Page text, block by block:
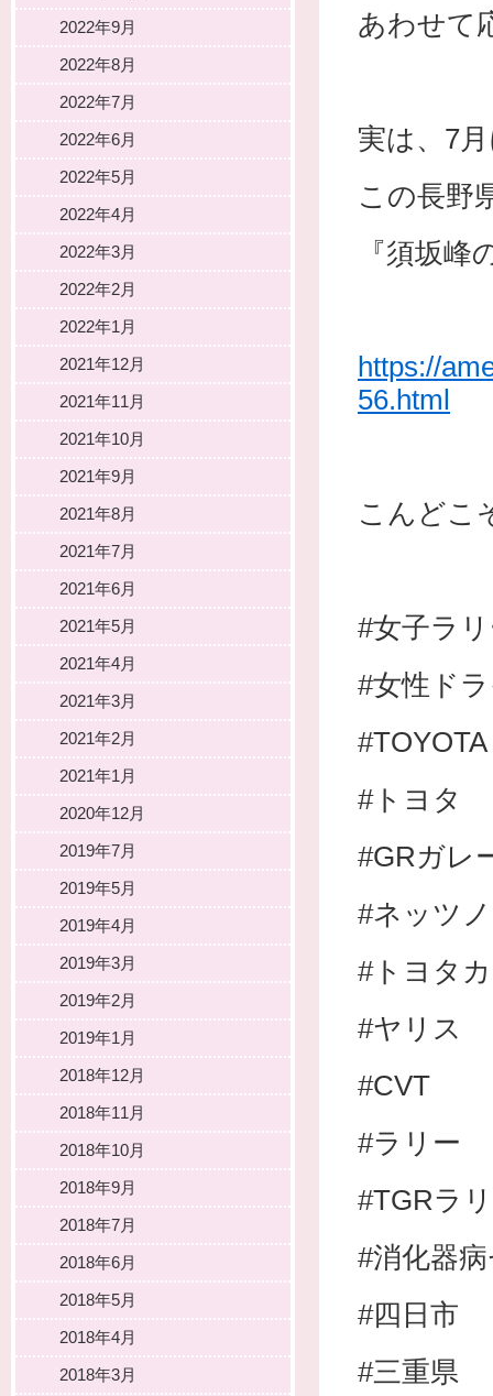
あわせて
実は、7
この長野
『須坂
https://
56.html
こんどこ
#女子ラ
#女性ド
#TOYOTA
#トヨタ
#GRガレ
#ネッツ
#トヨタ
#ヤリス
#CVT
#ラリー
#TGRラ
#消化器
#四日市
#三重県
2022年9月
2022年8月
2022年7月
2022年6月
2022年5月
2022年4月
2022年3月
2022年2月
2022年1月
2021年12月
2021年11月
2021年10月
2021年9月
2021年8月
2021年7月
2021年6月
2021年5月
2021年4月
2021年3月
2021年2月
2021年1月
2020年12月
2019年7月
2019年5月
2019年4月
2019年3月
2019年2月
2019年1月
2018年12月
2018年11月
2018年10月
2018年9月
2018年7月
2018年6月
2018年5月
2018年4月
2018年3月